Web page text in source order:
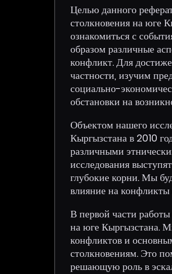
Целью данного
столкновения на юге
ознакомиться с
образом различные
конфликт. Для
частности, изучим
социально-
обстановки на
Объектом нашего
Кыргызстана в 2010
различными
исследования
глубокие корни. Мы
влияние на
В первой части
на юге Кыргызстана.
конфликтов и
столкновениям. Это
решающую роль в